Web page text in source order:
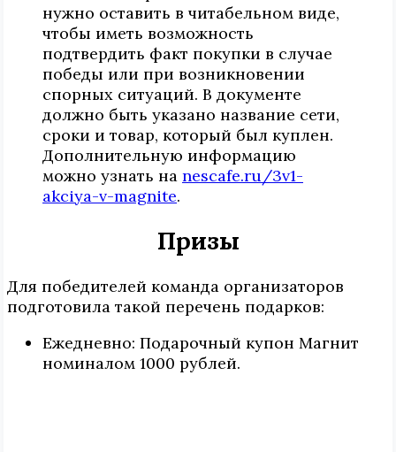
нужно оставить в читабельном виде,
чтобы иметь возможность
подтвердить факт покупки в случае
победы или при возникновении
спорных ситуаций. В документе
должно быть указано название сети,
сроки и товар, который был куплен.
Дополнительную информацию
можно узнать на nescafe.ru/3v1-
akciya-v-magnite.
Призы
Для победителей команда организаторов
подготовила такой перечень подарков:
Ежедневно: Подарочный купон Магнит
номиналом 1000 рублей.